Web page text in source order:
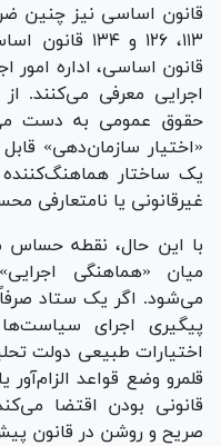
قانون اساسی نیز چنین
۱۱۳، ۱۲۶ و
قانون اساسی، اداره
اجرایی معرفی می‌کنند.
حقوق عمومی به دست
«اختیار سازمان‌دهی»
یک ساختار
غیرقانونی یا نامتعارفی
با این حال، نقطه حساس
میان «هماهنگی
می‌شود. اگر یک ستاد صرفاً
پیگیری اجرای
اختیارات طبیعی دولت
قلمرو وضع قواعد
قانونی بودن اقتضا
صریح و روشن در قانون